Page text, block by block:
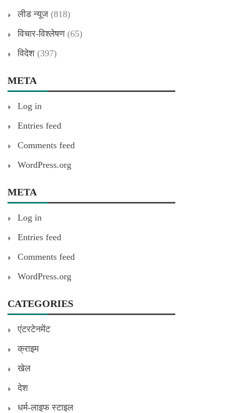
लीड न्यूज (818)
विचार-विश्लेषण(65)
विदेश (397)
META
Log in
Entries feed
Comments feed
WordPress.org
META
Log in
Entries feed
Comments feed
WordPress.org
CATEGORIES
एंटरटेनमेंट
क्राइम
खेल
देश
धर्म-लाइफ स्टाइल